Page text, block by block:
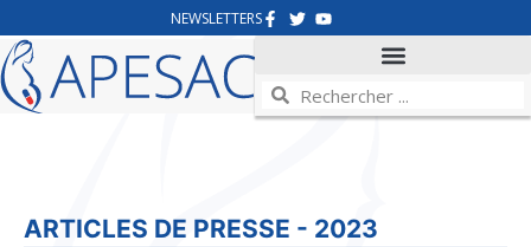
NEWSLETTERS
ARTICLES DE PRESSE - 2023